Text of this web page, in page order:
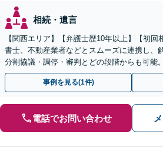
相続・遺言
【関西エリア】【弁護士歴10年以上】【初
書士、不動産業者などとスムーズに連携し、
分割協議・調停・審判とどの段階からも可能
対応しております【休日・夜間相談可】
事例を見る(1件)
電話でお問い合わせ